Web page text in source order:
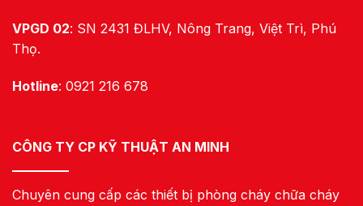
VPGD 02: SN 2431 ĐLHV, Nông Trang, Việt Trì, Phú
Thọ.
Hotline: 0921 216 678
CÔNG TY CP KỸ THUẬT AN MINH
Chuyên cung cấp các thiết bị phòng cháy chữa cháy